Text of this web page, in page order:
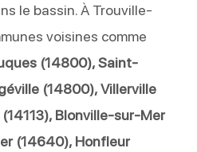
le bassin. À Trouville-
voisines comme
(14800), Saint-
(14800), Villerville
Blonville-sur-Mer
(14640), Honfleur